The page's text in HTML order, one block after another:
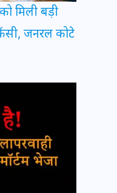
मिली बड़ी
जनरल कोटे